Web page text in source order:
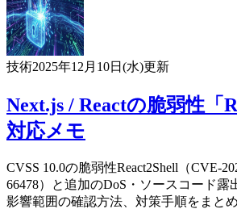
技術2025年12月10日(水)更新
Next.js / Reactの脆弱性「
対応メモ
CVSS 10.0の脆弱性React2Shell（CVE-
66478）と追加のDoS・ソースコード露
影響範囲の確認方法、対策手順をまと